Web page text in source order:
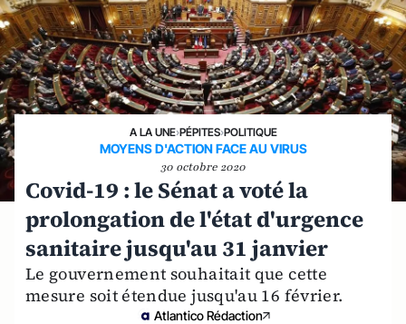
A LA UNE›PÉPITES›POLITIQUE
MOYENS D'ACTION FACE AU VIRUS
30 octobre 2020
Covid-19 : le Sénat a voté la
prolongation de l'état d'urgence
sanitaire jusqu'au 31 janvier
Le gouvernement souhaitait que cette
mesure soit étendue jusqu'au 16 février.
Atlantico Rédaction